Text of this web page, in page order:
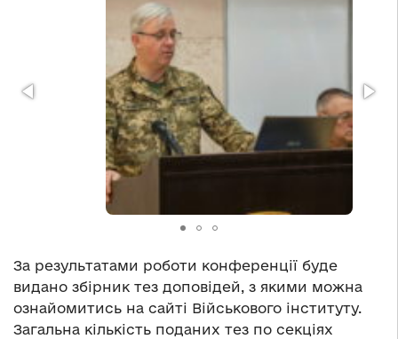
За результатами роботи конференції буде
видано збірник тез доповідей, з якими можна
ознайомитись на сайті Військового інституту.
Загальна кількість поданих тез по секціях